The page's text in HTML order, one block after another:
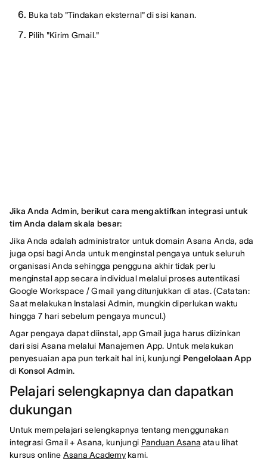
Buka tab "Tindakan eksternal" di sisi kanan.
Pilih "Kirim Gmail."
Jika Anda Admin, berikut cara mengaktifkan integrasi untuk
tim Anda dalam skala besar:
Jika Anda adalah administrator untuk domain Asana Anda, ada
juga opsi bagi Anda untuk menginstal pengaya untuk seluruh
organisasi Anda sehingga pengguna akhir tidak perlu
menginstal app secara individual melalui proses autentikasi
Google Workspace / Gmail yang ditunjukkan di atas. (Catatan:
Saat melakukan Instalasi Admin, mungkin diperlukan waktu
hingga 7 hari sebelum pengaya muncul.)
Agar pengaya dapat diinstal, app Gmail juga harus diizinkan
dari sisi Asana melalui Manajemen App. Untuk melakukan
penyesuaian apa pun terkait hal ini, kunjungi Pengelolaan App
di Konsol Admin.
Pelajari selengkapnya dan dapatkan
dukungan
Untuk mempelajari selengkapnya tentang menggunakan
integrasi Gmail + Asana, kunjungi Panduan Asana atau lihat
kursus online Asana Academykami.